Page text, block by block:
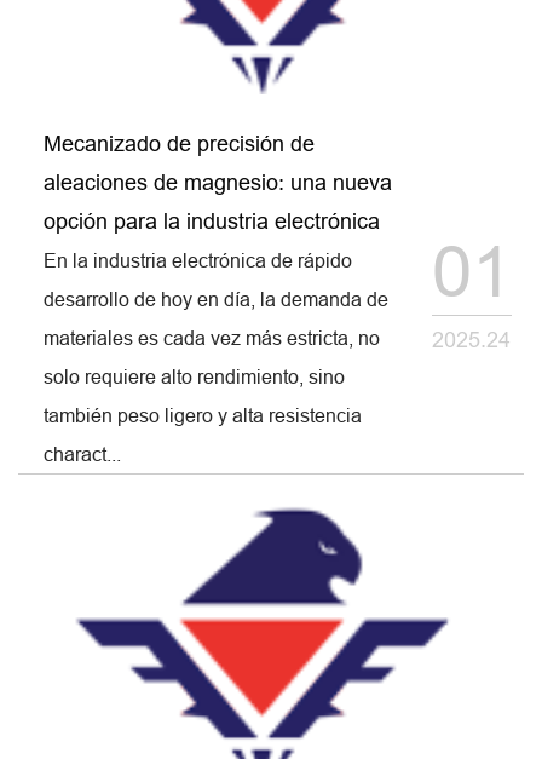
Mecanizado de precisión de
aleaciones de magnesio: una nueva
opción para la industria electrónica
En la industria electrónica de rápido
desarrollo de hoy en día, la demanda de
materiales es cada vez más estricta, no
solo requiere alto rendimiento, sino
también peso ligero y alta resistencia
charact...
01
2025.24